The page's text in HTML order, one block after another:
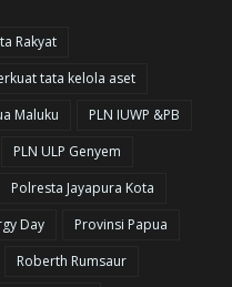
Rakyat
tata kelola aset
Maluku
PLN IUWP &PB
PLN ULP Genyem
Polresta Jayapura Kota
Day
Provinsi Papua
Roberth Rumsaur